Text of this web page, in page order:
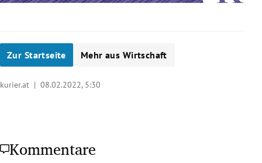
Zur Startseite Mehr aus Wirtschaft
kurier.at | 08.02.2022, 5:30
Kommentare